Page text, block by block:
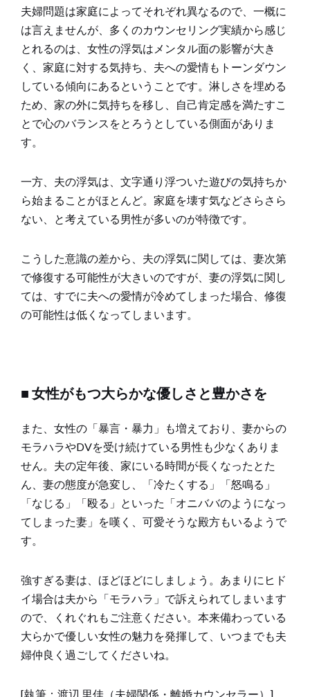
夫婦問題は家庭によってそれぞれ異なるので、一概に
は言えませんが、多くのカウンセリング実績から感じ
とれるのは、女性の浮気はメンタル面の影響が大き
く、家庭に対する気持ち、夫への愛情もトーンダウン
している傾向にあるということです。淋しさを埋める
ため、家の外に気持ちを移し、自己肯定感を満たすこ
とで心のバランスをとろうとしている側面がありま
す。
一方、夫の浮気は、文字通り浮ついた遊びの気持ちか
ら始まることがほとんど。家庭を壊す気などさらさら
ない、と考えている男性が多いのが特徴です。
こうした意識の差から、夫の浮気に関しては、妻次第
で修復する可能性が大きいのですが、妻の浮気に関し
ては、すでに夫への愛情が冷めてしまった場合、修復
の可能性は低くなってしまいます。
■ 女性がもつ大らかな優しさと豊かさを
また、女性の「暴言・暴力」も増えており、妻からの
モラハラやDVを受け続けている男性も少なくありま
せん。夫の定年後、家にいる時間が長くなったとた
ん、妻の態度が急変し、「冷たくする」「怒鳴る」
「なじる」「殴る」といった「オニババのようになっ
てしまった妻」を嘆く、可愛そうな殿方もいるようで
す。
強すぎる妻は、ほどほどにしましょう。あまりにヒド
イ場合は夫から「モラハラ」で訴えられてしまいます
ので、くれぐれもご注意ください。本来備わっている
大らかで優しい女性の魅力を発揮して、いつまでも夫
婦仲良く過ごしてくださいね。
[執筆：渡辺 里佳（夫婦関係・離婚カウンセラー）]